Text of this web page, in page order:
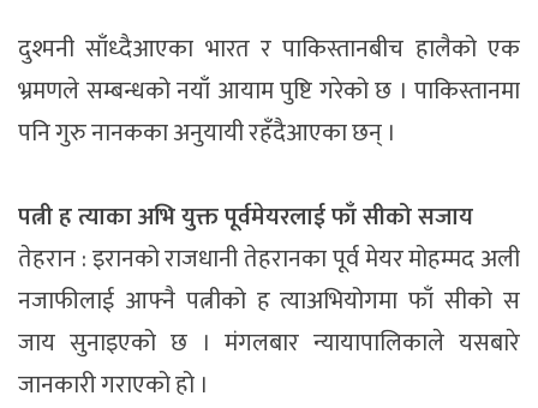
दुश्मनी साँध्दैआएका भारत र पाकिस्तानबीच हालैको एक
भ्रमणले सम्बन्धको नयाँ आयाम पुष्टि गरेको छ । पाकिस्तानमा
पनि गुरु नानकका अनुयायी रहँदैआएका छन् ।
पत्नी ह त्याका अभि युक्त पूर्वमेयरलाई फाँ सीको सजाय
तेहरान : इरानको राजधानी तेहरानका पूर्व मेयर मोहम्मद अली
नजाफीलाई आफ्नै पत्नीको ह त्याअभियोगमा फाँ सीको स
जाय सुनाइएको छ । मंगलबार न्यायापालिकाले यसबारे
जानकारी गराएको हो ।